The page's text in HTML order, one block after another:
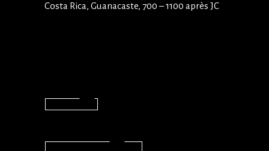
Costa Rica, Guanacaste, 700 – 1100 après JC